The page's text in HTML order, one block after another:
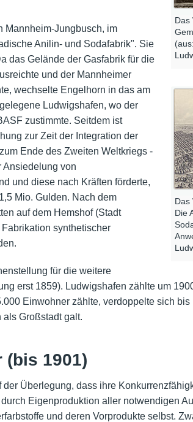
Das
Das
Die
Mannheim-Jungbusch, im
Anilin- und Sodafabrik". Sie
das Gelände der Gasfabrik für die
und der Mannheimer
wechselte Engelhorn in das am
Ludwigshafen, wo der
zustimmte. Seitdem ist
zur Zeit der Integration der
Ende des Zweiten Weltkriegs -
Ansiedelung von
und diese nach Kräften förderte,
Mio. Gulden. Nach dem
auf dem Hemshof (Stadt
synthetischer
für die weitere
erst 1859). Ludwigshafen zählte um
Einwohner zählte, verdoppelte sich
Großstadt galt.
(bis 1901)
Überlegung, dass ihre
Eigenproduktion aller notwendigen
und deren Vorprodukte selbst.